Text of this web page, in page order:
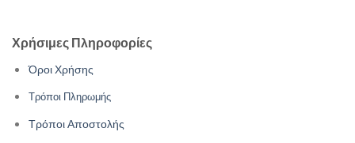
Χρήσιμες Πληροφορίες
Όροι Χρήσης
Τρόποι Πληρωμής
Τρόποι Αποστολής